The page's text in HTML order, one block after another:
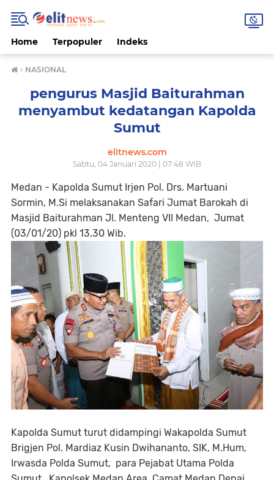
Home Terpopuler Indeks
› NASIONAL
pengurus Masjid Baiturahman
menyambut kedatangan Kapolda
Sumut
elitnews.com
Sabtu, 04 Januari 2020 | 07:48 WIB
Medan - Kapolda Sumut Irjen Pol. Drs. Martuani
Sormin, M.Si melaksanakan Safari Jumat Barokah di
Masjid Baiturahman Jl. Menteng VII Medan, Jumat
(03/01/20) pkl 13.30 Wib.
Kapolda Sumut turut didampingi Wakapolda Sumut
Brigjen Pol. Mardiaz Kusin Dwihananto, SIK, M.Hum,
Irwasda Polda Sumut, para Pejabat Utama Polda